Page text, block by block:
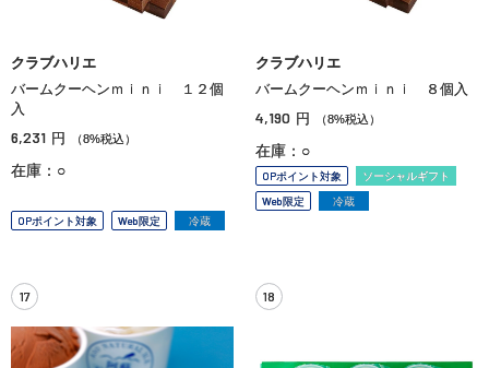
クラブハリエ
バームクーヘンｍｉｎｉ １２個
入
6,231 円 （8%税込）
在庫：○
OPポイント対象 Web限定 冷蔵
クラブハリエ
バームクーヘンｍｉｎｉ ８個入
4,190 円 （8%税込）
在庫：○
OPポイント対象
ソーシャルギフト
Web限定
冷蔵
17 18